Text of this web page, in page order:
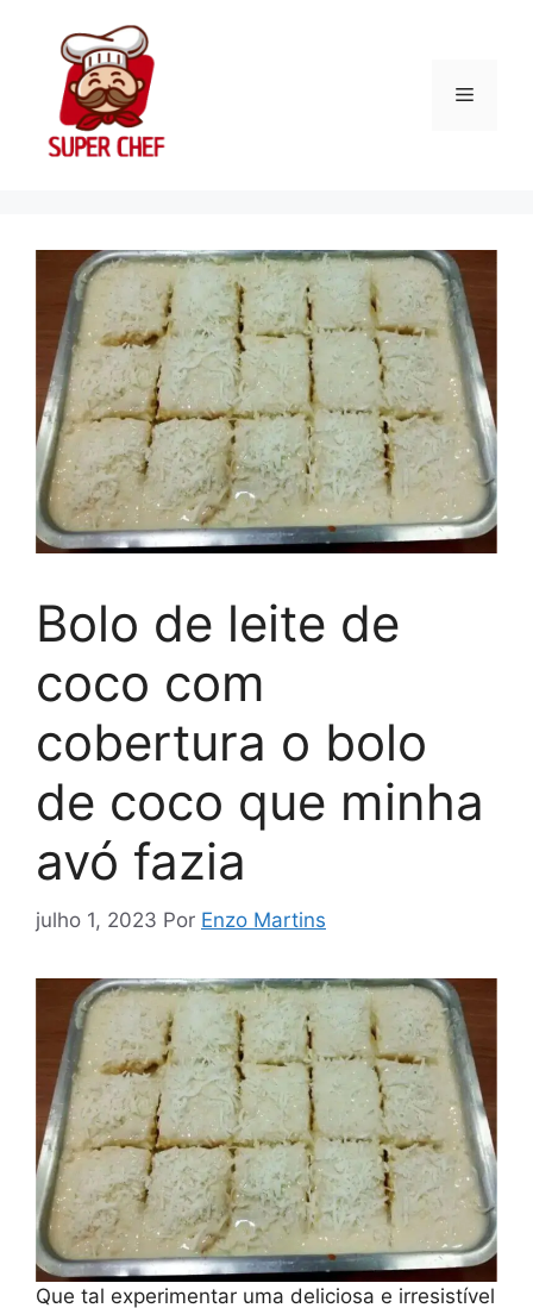
Bolo de leite de
coco com
cobertura o bolo
de coco que minha
avó fazia
julho 1, 2023 Por Enzo Martins
Que tal experimentar uma deliciosa e irresistível